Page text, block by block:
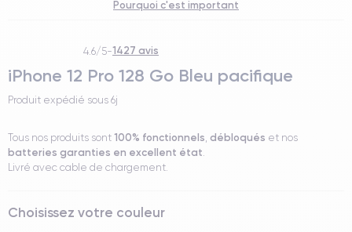
Pourquoi c'est important
4.6/5-1427 avis
iPhone 12 Pro 128 Go Bleu pacifique
Produit expédié sous 6j
Tous nos produits sont 100% fonctionnels, débloqués et nos
batteries garanties en excellent état.
Livré avec cable de chargement.
Choisissez votre couleur